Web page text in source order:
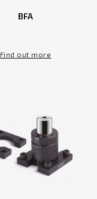
BFA
Find out more